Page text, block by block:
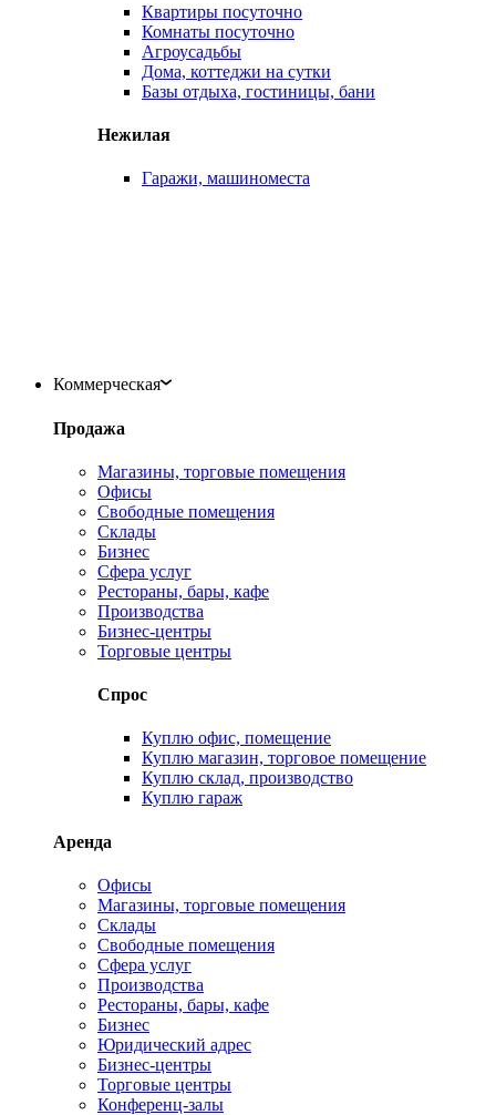
Квартиры посуточно
Комнаты посуточно
Агроусадьбы
Дома, коттеджи на сутки
Базы отдыха, гостиницы, бани
Нежилая
Гаражи, машиноместа
Коммерческая
Продажа
Магазины, торговые помещения
Офисы
Свободные помещения
Склады
Бизнес
Сфера услуг
Рестораны, бары, кафе
Производства
Бизнес-центры
Торговые центры
Спрос
Куплю офис, помещение
Куплю магазин, торговое помещение
Куплю склад, производство
Куплю гараж
Аренда
Офисы
Магазины, торговые помещения
Склады
Свободные помещения
Сфера услуг
Производства
Рестораны, бары, кафе
Бизнес
Юридический адрес
Бизнес-центры
Торговые центры
Конференц-залы